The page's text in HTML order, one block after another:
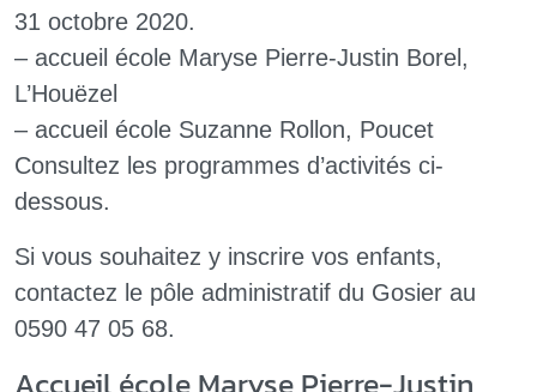
31 octobre 2020.
– accueil école Maryse Pierre-Justin Borel,
L’Houëzel
– accueil école Suzanne Rollon, Poucet
Consultez les programmes d’activités ci-
dessous.
Si vous souhaitez y inscrire vos enfants,
contactez le pôle administratif du Gosier au
0590 47 05 68.